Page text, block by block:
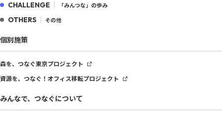
CHALLENGE 「みんつな」の歩み
OTHERS その他
個別施策
森を、つなぐ東京プロジェクト
資源を、つなぐ！ オフィス移転プロジェクト
みんなで、つなぐについて